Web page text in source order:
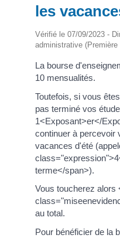
les
Vérifié le 07/09/2023 -
administrative (Première
La bourse
10 mensualités.
Toutefois, si vous
pas terminé vos
1<Exposant>er</
continuer à percevoir
vacances d'été
terme</span>).
Vous toucherez alors
au total.
Pour bénéficier de la